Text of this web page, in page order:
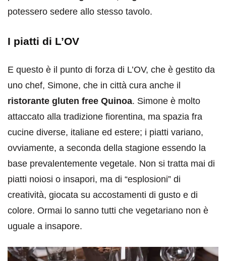
potessero sedere allo stesso tavolo.
I piatti di L’OV
E questo è il punto di forza di L’OV, che è gestito da
uno chef, Simone, che in città cura anche il
ristorante gluten free Quinoa. Simone è molto
attaccato alla tradizione fiorentina, ma spazia fra
cucine diverse, italiane ed estere; i piatti variano,
ovviamente, a seconda della stagione essendo la
base prevalentemente vegetale. Non si tratta mai di
piatti noiosi o insapori, ma di “esplosioni” di
creatività, giocata su accostamenti di gusto e di
colore. Ormai lo sanno tutti che vegetariano non è
uguale a insapore.